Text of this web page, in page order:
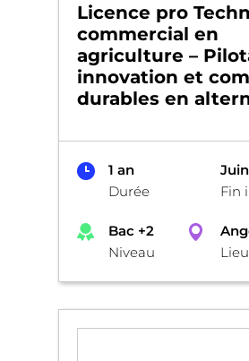
Licence pro
commercial en
agriculture –
innovation et
durables en
1 an
Durée
Fin
Bac +2
Niveau
Lieu